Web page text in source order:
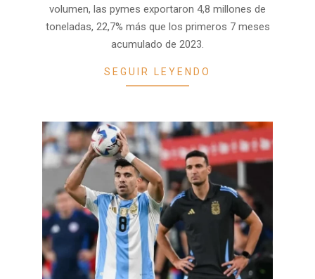
volumen, las pymes exportaron 4,8 millones de
toneladas, 22,7% más que los primeros 7 meses
acumulado de 2023.
SEGUIR LEYENDO